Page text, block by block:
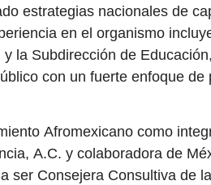
estrategias nacionales de
en el organismo
la Subdirección de
con un fuerte enfoque de
Afromexicano como
A.C. y colaboradora de
ser Consejera Consultiva de